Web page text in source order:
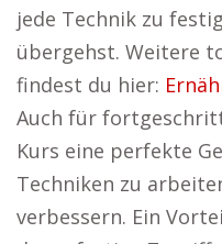
jede Technik zu
übergehst. Weitere
findest du hier:
Auch für
Kurs eine perfekte
Techniken zu
verbessern. Ein